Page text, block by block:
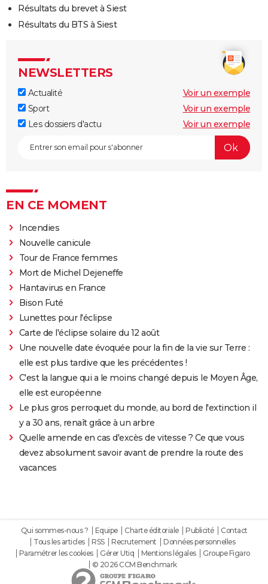
Résultats du brevet à Siest
Résultats du BTS à Siest
NEWSLETTERS
Actualité
Voir un exemple
Sport
Voir un exemple
Les dossiers d'actu
Voir un exemple
EN CE MOMENT
Incendies
Nouvelle canicule
Tour de France femmes
Mort de Michel Dejeneffe
Hantavirus en France
Bison Futé
Lunettes pour l'éclipse
Carte de l'éclipse solaire du 12 août
Une nouvelle date évoquée pour la fin de la vie sur Terre :
elle est plus tardive que les précédentes !
C'est la langue qui a le moins changé depuis le Moyen Âge,
elle est européenne
Le plus gros perroquet du monde, au bord de l'extinction il
y a 30 ans, renaît grâce à un arbre
Quelle amende en cas d'excès de vitesse ? Ce que vous
devez absolument savoir avant de prendre la route des
vacances
Qui sommes-nous ? Equipe Charte éditoriale Publicité
Contact
Tous les articles
RSS Recrutement
Données personnelles
Paramétrer les cookies
Gérer Utiq Mentions légales
Groupe Figaro
© 2026 CCM Benchmark